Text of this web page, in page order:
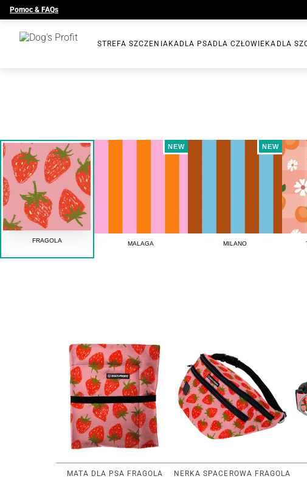
Pomoc & FAQs
STREFA SZCZENIAKA DLA PSA DLA CZŁOWIEKA DLA
FRAGOLA
NEW
MALAGA
NEW
MILANO
MATA DLA PSA FRAGOLA NERKA SPACEROWA FRAGOLA